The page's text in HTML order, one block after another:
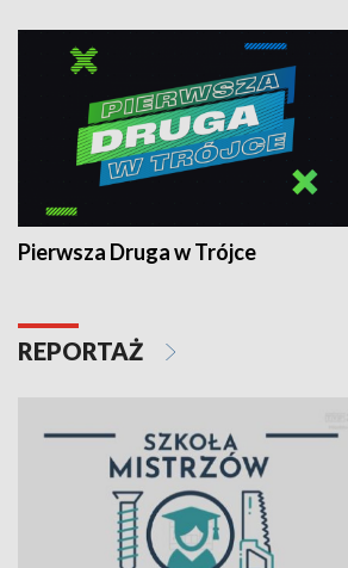
Pierwsza Druga w Trójce
REPORTAŻ